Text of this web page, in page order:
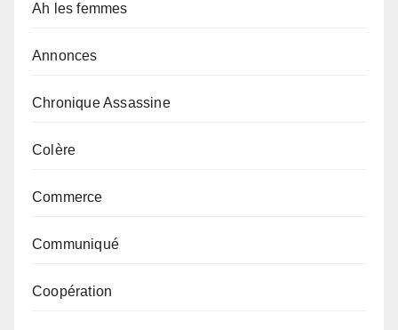
Ah les femmes
Annonces
Chronique Assassine
Colère
Commerce
Communiqué
Coopération